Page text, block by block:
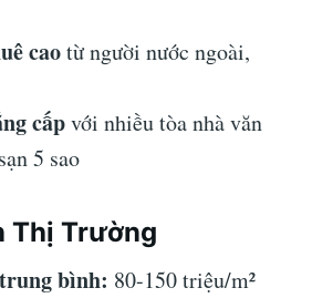
caotừ người nước ngoài,
cấpvới nhiều tòa nhà văn
5 sao
Thị Trường
bình: 80-150 triệu/m²